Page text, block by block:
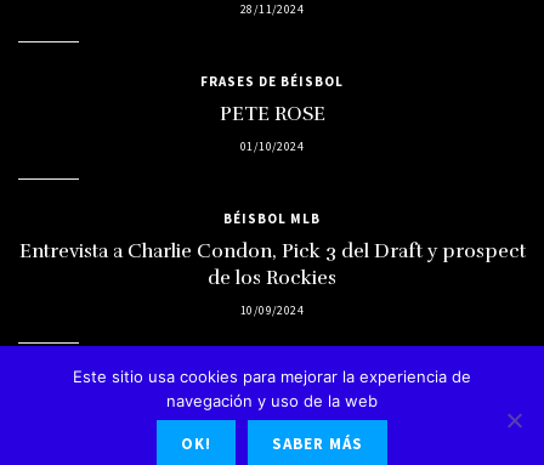
28/11/2024
FRASES DE BÉISBOL
PETE ROSE
01/10/2024
BÉISBOL MLB
Entrevista a Charlie Condon, Pick 3 del Draft y prospect
de los Rockies
10/09/2024
© 2023 Diseño WebUbuntuOnline.es
Este sitio usa cookies para mejorar la experiencia de
navegación y uso de la web
OK! SABER MÁS